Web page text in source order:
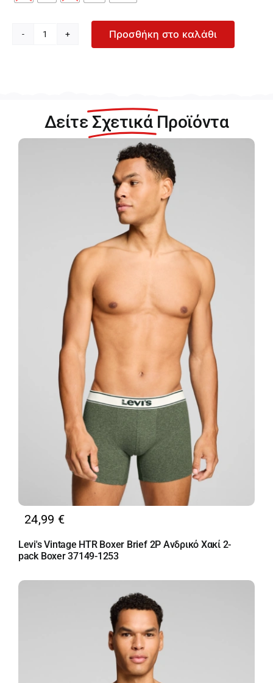
Palco
5/166/158
ποσότητα
Προσθήκη στο καλάθι
Δείτε Σχετικά Προϊόντα
24,99 €
Levi's Vintage HTR Boxer Brief 2P Ανδρικό Χακί 2-
pack Boxer 37149-1253